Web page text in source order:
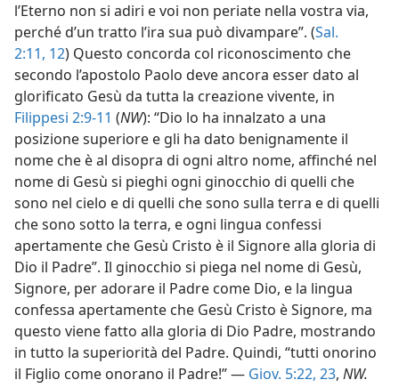
l’Eterno non si adiri e voi non periate nella vostra via,
perché d’un tratto l’ira sua può divampare”. (Sal.
2:11, 12) Questo concorda col riconoscimento che
secondo l’apostolo Paolo deve ancora esser dato al
glorificato Gesù da tutta la creazione vivente, in
Filippesi 2:9-11 (NW): “Dio lo ha innalzato a una
posizione superiore e gli ha dato benignamente il
nome che è al disopra di ogni altro nome, affinché nel
nome di Gesù si pieghi ogni ginocchio di quelli che
sono nel cielo e di quelli che sono sulla terra e di quelli
che sono sotto la terra, e ogni lingua confessi
apertamente che Gesù Cristo è il Signore alla gloria di
Dio il Padre”. Il ginocchio si piega nel nome di Gesù,
Signore, per adorare il Padre come Dio, e la lingua
confessa apertamente che Gesù Cristo è Signore, ma
questo viene fatto alla gloria di Dio Padre, mostrando
in tutto la superiorità del Padre. Quindi, “tutti onorino
il Figlio come onorano il Padre!” — Giov. 5:22, 23, NW.